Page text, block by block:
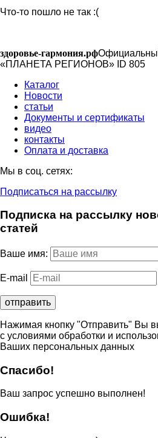
Что-то пошло не так :(
здоровье-гармония.рф
«ПЛАНЕТА РЕГИОНОВ» ID 805
Каталог
Новости
статьи
Документы и сертификаты
видео
контакты
Оплата и доставка
Мы в соц. сетях:
Подписаться на рассылку
Подписка на рассылку
статей
Ваше имя:
E-mail
Нажимая кнопку "Отправить" Вы
с условиями обработки и
Ваших персональных данных
Спасибо!
Ваш запрос успешно выполнен!
Ошибка!